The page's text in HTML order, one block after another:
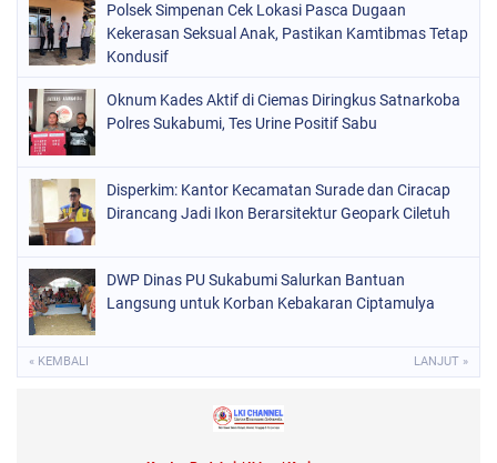
Polsek Simpenan Cek Lokasi Pasca Dugaan
Kekerasan Seksual Anak, Pastikan Kamtibmas Tetap
Kondusif
Oknum Kades Aktif di Ciemas Diringkus Satnarkoba
Polres Sukabumi, Tes Urine Positif Sabu
Disperkim: Kantor Kecamatan Surade dan Ciracap
Dirancang Jadi Ikon Berarsitektur Geopark Ciletuh
DWP Dinas PU Sukabumi Salurkan Bantuan
Langsung untuk Korban Kebakaran Ciptamulya
« KEMBALI LANJUT »